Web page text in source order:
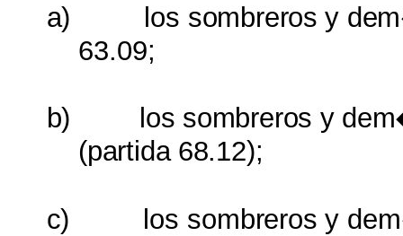
a) los sombreros y
63.09;
b) los sombreros y
(partida 68.12);
c) los sombrerosy